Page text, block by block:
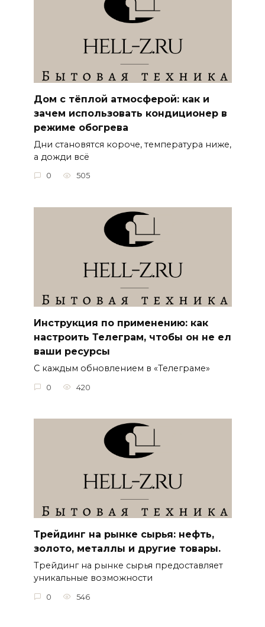
Дом с тёплой атмосферой: как и
зачем использовать кондиционер в
режиме обогрева
Дни становятся короче, температура ниже,
а дожди всё
0 505
Инструкция по применению: как
настроить Телеграм, чтобы он не ел
ваши ресурсы
С каждым обновлением в «Телеграме»
0 420
Трейдинг на рынке сырья: нефть,
золото, металлы и другие товары.
Трейдинг на рынке сырья предоставляет
уникальные возможности
0 546